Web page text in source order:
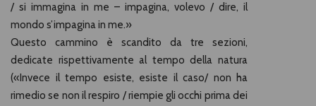
/ si immagina in me – impagina, volevo / dire, il
mondo s’impagina in me.»
Questo cammino è scandito da tre sezioni,
dedicate rispettivamente al tempo della natura
(«Invece il tempo esiste, esiste il caso/ non ha
rimedio se non il respiro / riempie gli occhi prima dei